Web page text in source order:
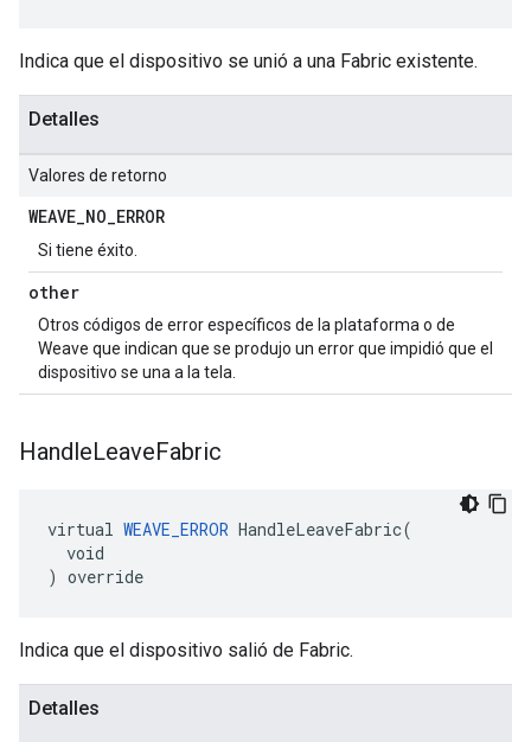
Indica que el dispositivo se unió a una Fabric existente.
Detalles
Valores de retorno
WEAVE_NO_ERROR
Si tiene éxito.
other
Otros códigos de error específicos de la plataforma o de
Weave que indican que se produjo un error que impidió que el
dispositivo se una a la tela.
HandleLeaveFabric
virtual WEAVE_ERROR HandleLeaveFabric(
  void
) override
Indica que el dispositivo salió de Fabric.
Detalles